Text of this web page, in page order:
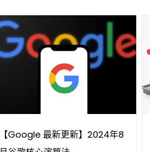
【Google 最新更新】2024年8